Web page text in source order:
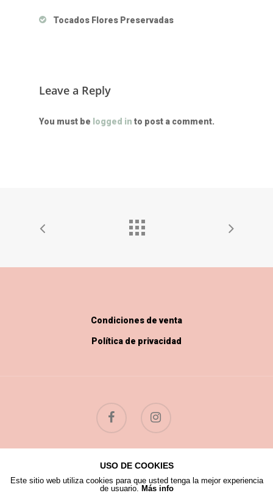
Tocados Flores Preservadas
Leave a Reply
You must be logged in to post a comment.
Condiciones de venta
Política de privacidad
© 2026 Flores Silvestres.
USO DE COOKIES
Este sitio web utiliza cookies para que usted tenga la mejor experiencia
de usuario. Más info